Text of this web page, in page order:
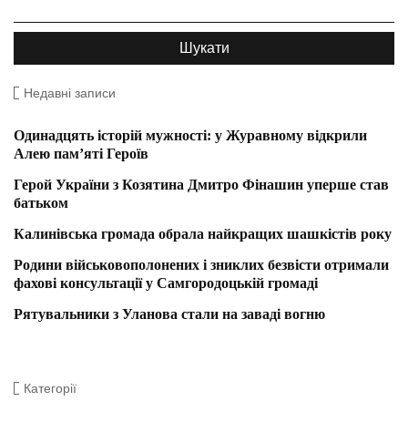
Недавні записи
Одинадцять історій мужності: у Журавному відкрили
Алею пам’яті Героїв
Герой України з Козятина Дмитро Фінашин уперше став
батьком
Калинівська громада обрала найкращих шашкістів року
Родини військовополонених і зниклих безвісти отримали
фахові консультації у Самгородоцькій громаді
Рятувальники з Уланова стали на заваді вогню
Категорії